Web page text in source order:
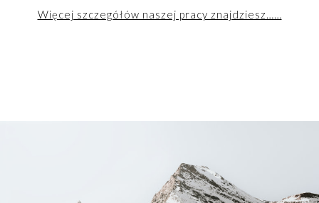
Więcej szczegółów naszej pracy znajdziesz……